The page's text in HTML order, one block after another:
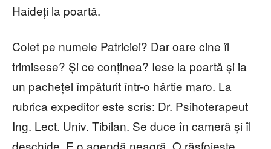
Haideți la poartă.
Colet pe numele Patriciei? Dar oare cine îl
trimisese? Și ce conținea? Iese la poartă și ia
un pachețel împăturit într-o hârtie maro. La
rubrica expeditor este scris: Dr. Psihoterapeut
Ing. Lect. Univ. Tibilan. Se duce în cameră și îl